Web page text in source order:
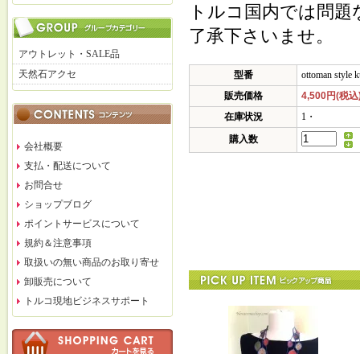
アウトレット・SALE品
天然石アクセ
会社概要
支払・配送について
お問合せ
ショップブログ
ポイントサービスについて
規約＆注意事項
取扱いの無い商品のお取り寄せ
卸販売について
トルコ現地ビジネスサポート
トルコ国内では問
了承下さいませ。
型番
ottoman style
販売価格
4,500円(税込
在庫状況
1・
購入数